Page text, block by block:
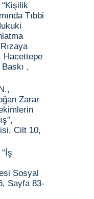
Tıbbi
Hacettepe
,
Zarar
Cilt 10,
Sosyal
Sayfa 83-